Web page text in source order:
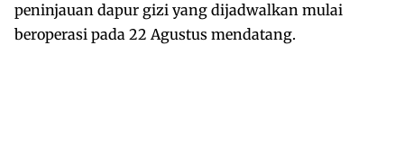
peninjauan dapur gizi yang dijadwalkan mulai
beroperasi pada 22 Agustus mendatang.